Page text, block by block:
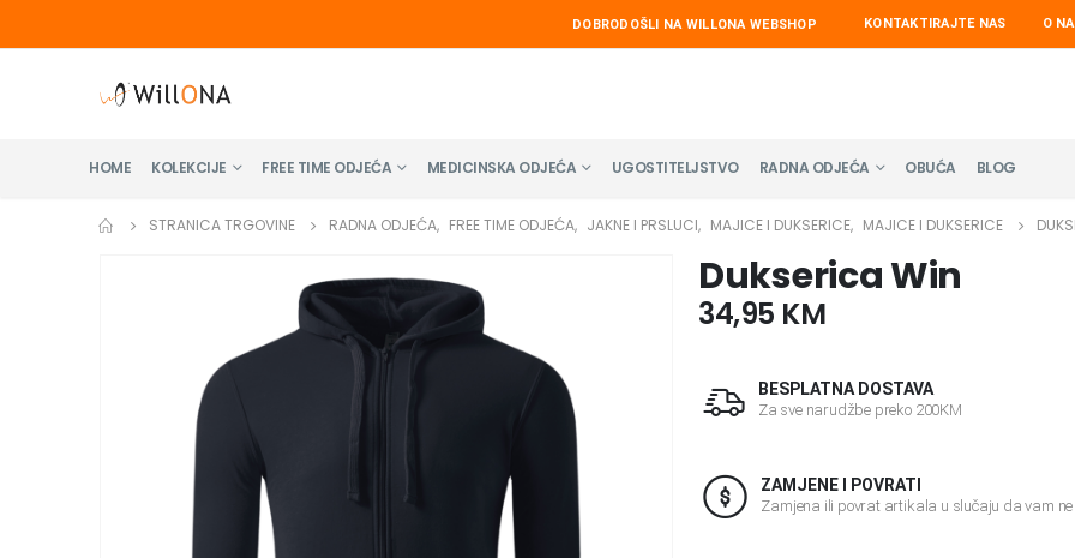
DOBRODOŠLI NA WILLONA WEBSHOP KONTAKTIRAJTE NAS O
HOME KOLEKCIJE FREE TIME ODJEĆA MEDICINSKA ODJEĆA UGOSTITELJSTVO RADNA ODJEĆA OBUĆA BLOG
STRANICA TRGOVINE RADNA ODJEĆA, FREE TIME ODJEĆA, JAKNE I PRSLUCI, MAJICE I DUKSERICE, MAJICE I DUKSERICE
Dukserica Win
34,95 KM
BESPLATNA DOSTAVA
Za sve narudžbe preko 200KM
ZAMJENE I POVRATI
Zamjena ili povrat artikala u slučaju da vam